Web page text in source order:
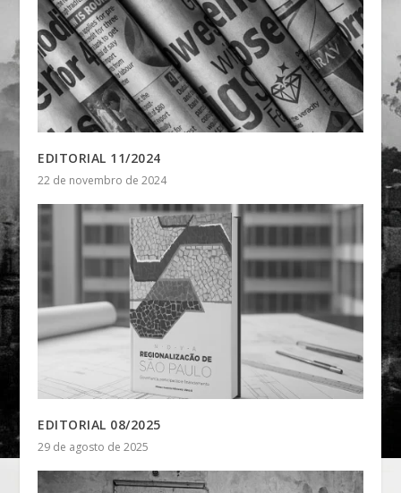
EDITORIAL 11/2024
22 de novembro de 2024
EDITORIAL 08/2025
29 de agosto de 2025